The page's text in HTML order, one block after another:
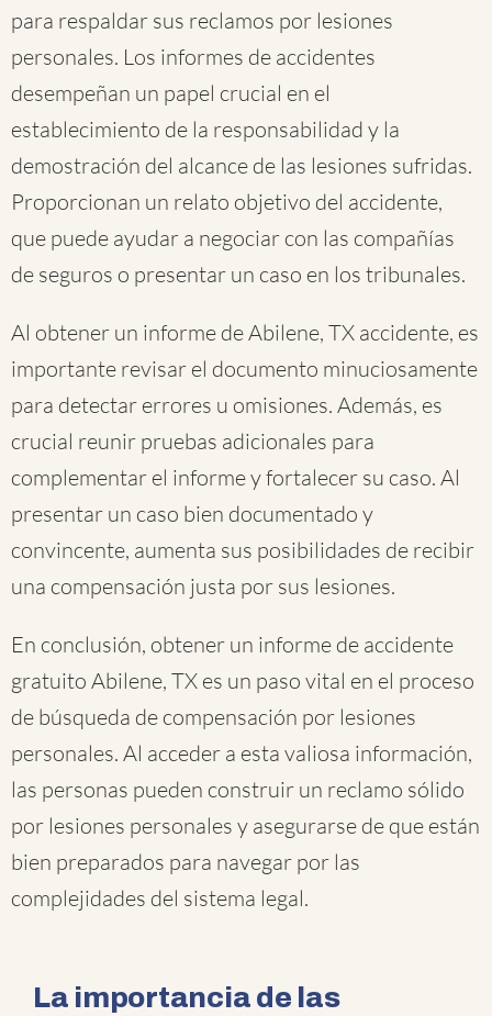
para respaldar sus reclamos por lesiones
personales. Los informes de accidentes
desempeñan un papel crucial en el
establecimiento de la responsabilidad y la
demostración del alcance de las lesiones sufridas.
Proporcionan un relato objetivo del accidente,
que puede ayudar a negociar con las compañías
de seguros o presentar un caso en los tribunales.
Al obtener un informe de Abilene, TX accidente, es
importante revisar el documento minuciosamente
para detectar errores u omisiones. Además, es
crucial reunir pruebas adicionales para
complementar el informe y fortalecer su caso. Al
presentar un caso bien documentado y
convincente, aumenta sus posibilidades de recibir
una compensación justa por sus lesiones.
En conclusión, obtener un informe de accidente
gratuito Abilene, TX es un paso vital en el proceso
de búsqueda de compensación por lesiones
personales. Al acceder a esta valiosa información,
las personas pueden construir un reclamo sólido
por lesiones personales y asegurarse de que están
bien preparados para navegar por las
complejidades del sistema legal.
La importancia de las